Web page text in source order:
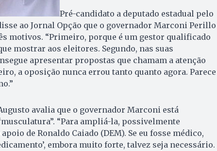
Pré-candidato a deputado estadual pelo
ao Jornal Opção que o governador Marconi Perillo
motivos. “Primeiro, porque é um gestor qualificado
mostrar aos eleitores. Segundo, nas suas
apresentar propostas que chamam a atenção
a oposição nunca errou tanto quanto agora. Parece
avalia que o governador Marconi está
“Para ampliá-la, possivelmente
de Ronaldo Caiado (DEM). Se eu fosse médico,
embora muito forte, talvez seja necessário.